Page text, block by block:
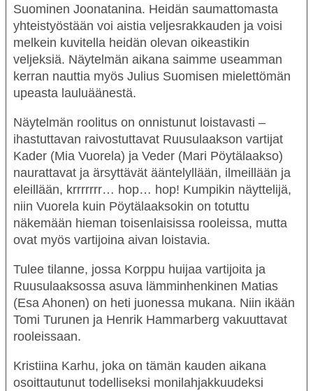
Suominen Joonatanina. Heidän saumattomasta
yhteistyöstään voi aistia veljesrakkauden ja voisi
melkein kuvitella heidän olevan oikeastikin
veljeksiä. Näytelmän aikana saimme useamman
kerran nauttia myös Julius Suomisen mielettömän
upeasta lauluäänestä.
Näytelmän roolitus on onnistunut loistavasti –
ihastuttavan raivostuttavat Ruusulaakson vartijat
Kader (Mia Vuorela) ja Veder (Mari Pöytälaakso)
naurattavat ja ärsyttävät ääntelyllään, ilmeillään ja
eleillään, krrrrrrr… hop… hop! Kumpikin näyttelijä,
niin Vuorela kuin Pöytälaaksokin on totuttu
näkemään hieman toisenlaisissa rooleissa, mutta
ovat myös vartijoina aivan loistavia.
Tulee tilanne, jossa Korppu huijaa vartijoita ja
Ruusulaaksossa asuva lämminhenkinen Matias
(Esa Ahonen) on heti juonessa mukana. Niin ikään
Tomi Turunen ja Henrik Hammarberg vakuuttavat
rooleissaan.
Kristiina Karhu, joka on tämän kauden aikana
osoittautunut todelliseksi monilahjakkuudeksi